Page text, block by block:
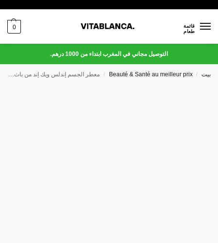
قائمة
طعام
0
التوصيل مجاني في المغرب ابتداء من 1000 درهم.
بيت /
Beauté & Santé au meilleur prix
/ معطر الجسم إندلس ويك إند من باث آند بودي وركس، 236 مل